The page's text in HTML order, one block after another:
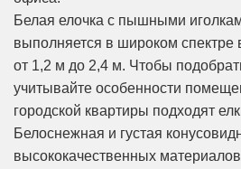
Белая елочка с пышными
выполняется в широком спектре
от 1,2 м до 2,4 м. Чтобы
учитывайте особенности
городской квартиры подходят
Белоснежная и густая
высококачественных